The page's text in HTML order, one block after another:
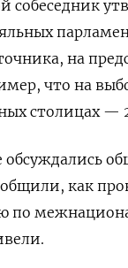
на
что на
столицах —
обсуждались
как
по